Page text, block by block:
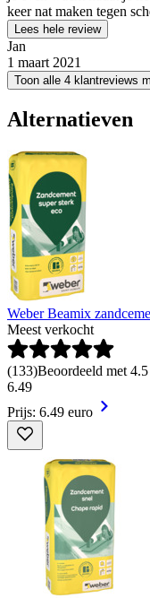
keer nat maken tegen
Lees hele review
Jan
1 maart 2021
Toon alle 4 klantreviews
Alternatieven
Weber Beamix
Meest verkocht
(133)Beoordeeld met
6.49
Prijs: 6.49 euro